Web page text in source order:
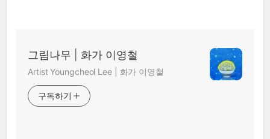
그림나무 | 화가 이영철
Artist Youngcheol Lee | 화가 이영철
구독하기